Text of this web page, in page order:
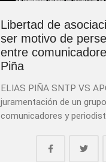
Libertad de
ser motivo de
entre
Piña
ELIAS PIÑA SNTP VS
juramentación de un
comunicadores y